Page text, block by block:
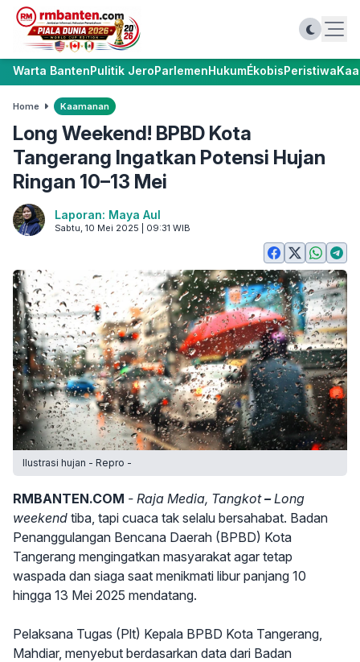
Warta BantenPulitik JeroParlemenHukumÉkobisPeristiwa
Home Kaamanan
Long Weekend! BPBD Kota
Tangerang Ingatkan Potensi Hujan
Ringan 10–13 Mei
Laporan: Maya Aul
Sabtu, 10 Mei 2025 | 09:31 WIB
Ilustrasi hujan - Repro -
RMBANTEN.COM - Raja Media, Tangkot–Long
weekend tiba, tapi cuaca tak selalu bersahabat. Badan
Penanggulangan Bencana Daerah (BPBD) Kota
Tangerang mengingatkan masyarakat agar tetap
waspada dan siaga saat menikmati libur panjang 10
hingga 13 Mei 2025 mendatang.
Pelaksana Tugas (Plt) Kepala BPBD Kota Tangerang,
Mahdiar, menyebut berdasarkan data dari Badan